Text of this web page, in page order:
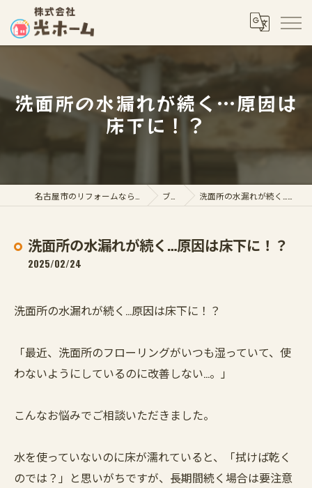
洗面所の水漏れが続く…原因は
床下に！？
ブログ 洗面所の水漏れが続く…原因は床下に！？
洗面所の水漏れが続く…原因は床下に！？
2025/02/24
洗面所の水漏れが続く…原因は床下に！？
「最近、洗面所のフローリングがいつも湿っていて、使
わないようにしているのに改善しない…。」
こんなお悩みでご相談いただきました。
水を使っていないのに床が濡れていると、「拭けば乾く
のでは？」と思いがちですが、長期間続く場合は要注意